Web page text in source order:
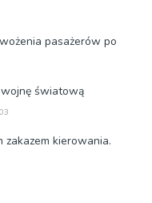
pasażerów po
światową
zakazem kierowania.